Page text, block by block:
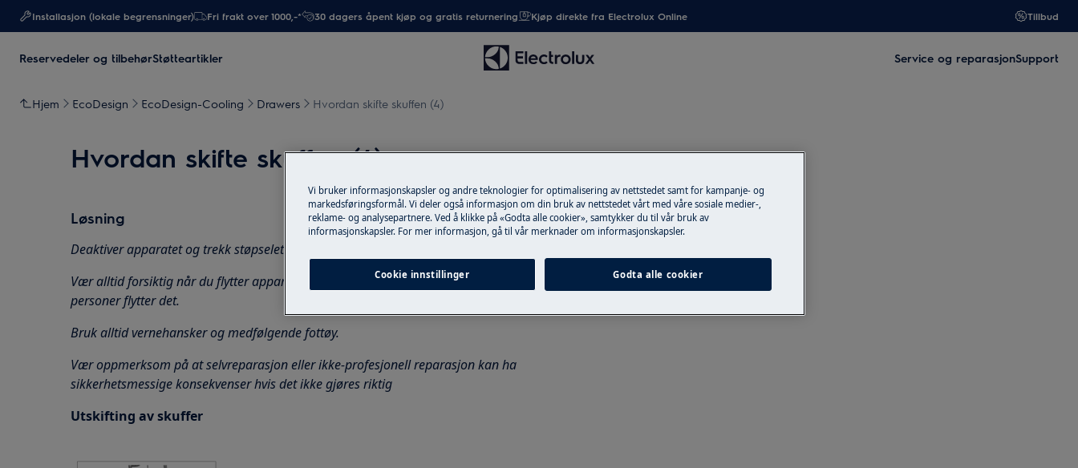
Installasjon (lokale begrensninger) Fri frakt over 1000,-* 30 dagers åpent kjøp og gratis returnering Kjøp direkte fra Electrolux Online Tillbud
Reservedeler og tilbehørStøtteartikler Service og reparasjonSupport
Hjem EcoDesign EcoDesign-Cooling Drawers Hvordan skifte skuffen (4)
Hvordan skifte skuffen (4)
Løsning
Deaktiver apparatet og trekk støpselet ut av stikkontakten før vedlikeholdsarbeid.
Vær alltid forsiktig når du flytter apparater. For tunge apparater er det nødvendig at to
personer flytter det.
Bruk alltid vernehansker og medfølgende fottøy.
Vær oppmerksom på at selvreparasjon eller ikke-profesjonell reparasjon kan ha
sikkerhetsmessige konsekvenser hvis det ikke gjøres riktig
Utskifting av skuffer
Vi bruker informasjonskapsler og andre teknologier for optimalisering av nettstedet samt for kampanje- og
markedsføringsformål. Vi deler også informasjon om din bruk av nettstedet vårt med våre sosiale medier-,
reklame- og analysepartnere. Ved å klikke på «Godta alle cookier», samtykker du til vår bruk av
informasjonskapsler. For mer informasjon, gå til vår merknader om informasjonskapsler.
Cookie innstillinger Godta alle cookier